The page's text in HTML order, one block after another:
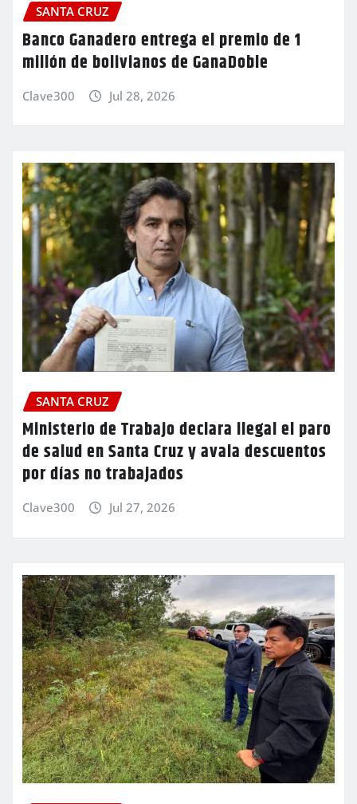
SANTA CRUZ
Banco Ganadero entrega el premio de 1
millón de bolivianos de GanaDoble
Clave300 Jul 28, 2026
SANTA CRUZ
Ministerio de Trabajo declara ilegal el paro
de salud en Santa Cruz y avala descuentos
por días no trabajados
Clave300 Jul 27, 2026